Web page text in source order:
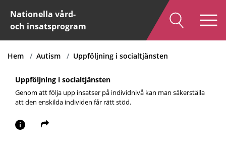
Nationella vård-
och insatsprogram
Hem Autism Uppföljning i socialtjänsten
Uppföljning i socialtjänsten
Genom att följa upp insatser på individnivå kan man säkerställa
att den enskilda individen får rätt stöd.
i